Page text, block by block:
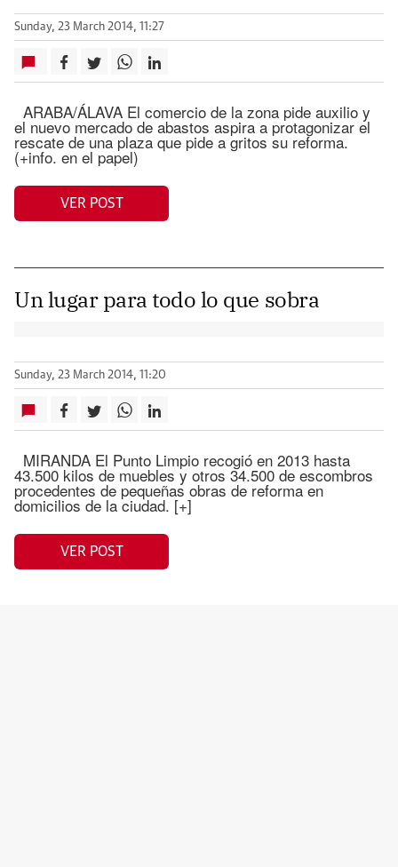
Sunday, 23 March 2014, 11:27
ARABA/ÁLAVA El comercio de la zona pide auxilio y
el nuevo mercado de abastos aspira a protagonizar el
rescate de una plaza que pide a gritos su reforma.
(+info. en el papel)
VER POST
Un lugar para todo lo que sobra
Sunday, 23 March 2014, 11:20
MIRANDA El Punto Limpio recogió en 2013 hasta
43.500 kilos de muebles y otros 34.500 de escombros
procedentes de pequeñas obras de reforma en
domicilios de la ciudad. [+]
VER POST